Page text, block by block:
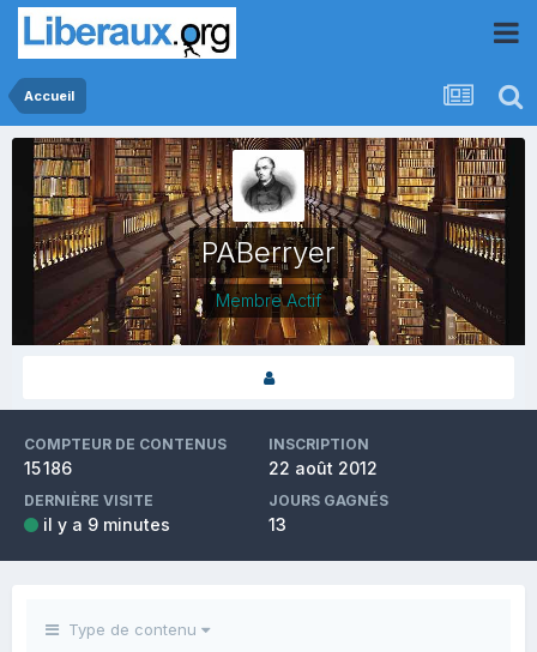
Accueil
PABerryer
Membre Actif
COMPTEUR DE CONTENUS
15 186
INSCRIPTION
22 août 2012
DERNIÈRE VISITE
il y a 9 minutes
JOURS GAGNÉS
13
Type de contenu